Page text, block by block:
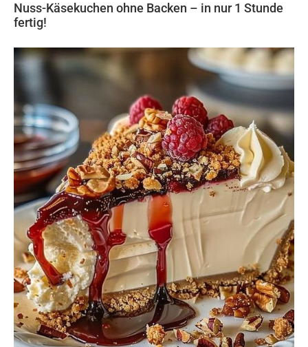
Nuss-Käsekuchen ohne Backen – in nur 1 Stunde
fertig!